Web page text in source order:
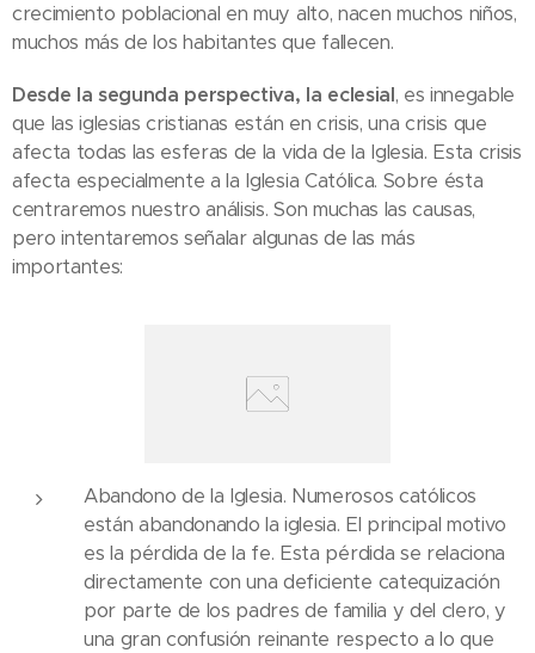
crecimiento poblacional en muy alto, nacen muchos niños,
muchos más de los habitantes que fallecen.
Desde la segunda perspectiva, la eclesial, es innegable
que las iglesias cristianas están en crisis, una crisis que
afecta todas las esferas de la vida de la Iglesia. Esta crisis
afecta especialmente a la Iglesia Católica. Sobre ésta
centraremos nuestro análisis. Son muchas las causas,
pero intentaremos señalar algunas de las más
importantes:
Abandono de la Iglesia. Numerosos católicos
están abandonando la iglesia. El principal motivo
es la pérdida de la fe. Esta pérdida se relaciona
directamente con una deficiente catequización
por parte de los padres de familia y del clero, y
una gran confusión reinante respecto a lo que